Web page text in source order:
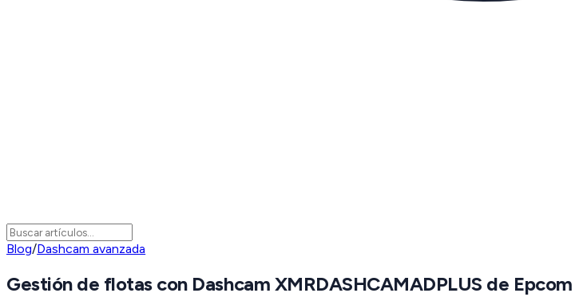
Blog/Dashcam avanzada
Gestión de flotas con Dashcam XMRDASHCAMADPLUS de Epcom